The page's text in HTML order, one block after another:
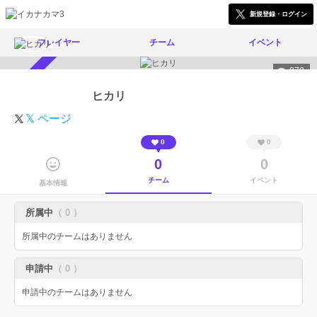
新規登録・ログイン
プレイヤー チーム イベント
878
ヒカリ
𝕏 ページ
基本情報
0
0
チーム
0
0
イベント
所属中 （ 0 ）
所属中のチームはありません
申請中 （ 0 ）
申請中のチームはありません